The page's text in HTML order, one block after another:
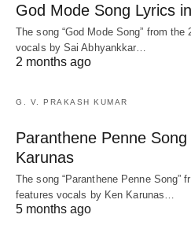
God Mode Song Lyrics
The song “God Mode Song” from the
vocals by Sai Abhyankkar‬…
2 months ago
G. V. PRAKASH KUMAR
Paranthene Penne
Karunas
The song “Paranthene Penne Song”
features vocals by Ken Karunas…
5 months ago